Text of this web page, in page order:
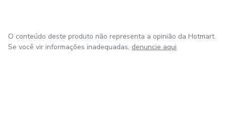
O conteúdo deste produto não representa a opinião da Hotmart.
Se você vir informações inadequadas, denuncie aqui